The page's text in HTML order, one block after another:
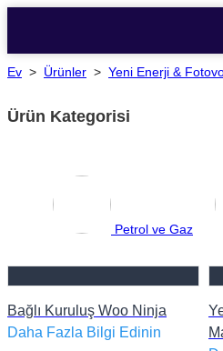
Ev > Ürünler > Yeni Enerji &
Ürün Kategorisi
Petrol ve Gaz
Bağlı Kuruluş Woo Ninja
Daha Fazla Bilgi Edinin